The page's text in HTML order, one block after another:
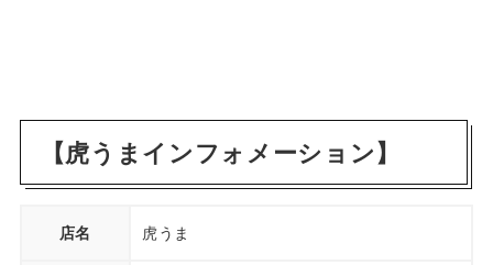
【虎うまインフォメーション】
店名 虎うま